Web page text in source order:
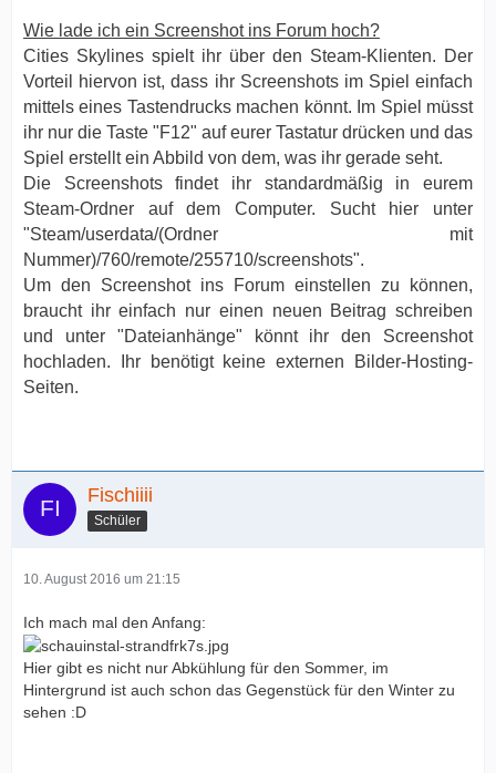
Wie lade ich ein Screenshot ins Forum hoch?
Cities Skylines spielt ihr über den Steam-Klienten. Der
Vorteil hiervon ist, dass ihr Screenshots im Spiel einfach
mittels eines Tastendrucks machen könnt. Im Spiel müsst
ihr nur die Taste "F12" auf eurer Tastatur drücken und das
Spiel erstellt ein Abbild von dem, was ihr gerade seht.
Die Screenshots findet ihr standardmäßig in eurem
Steam-Ordner auf dem Computer. Sucht hier unter
"Steam/userdata/(Ordner mit
Nummer)/760/remote/255710/screenshots".
Um den Screenshot ins Forum einstellen zu können,
braucht ihr einfach nur einen neuen Beitrag schreiben
und unter "Dateianhänge" könnt ihr den Screenshot
hochladen. Ihr benötigt keine externen Bilder-Hosting-
Seiten.
Fischiiii
Schüler
10. August 2016 um 21:15
Ich mach mal den Anfang:
Hier gibt es nicht nur Abkühlung für den Sommer, im
Hintergrund ist auch schon das Gegenstück für den Winter zu
sehen :D